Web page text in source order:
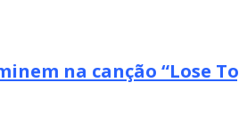
na canção “Lose